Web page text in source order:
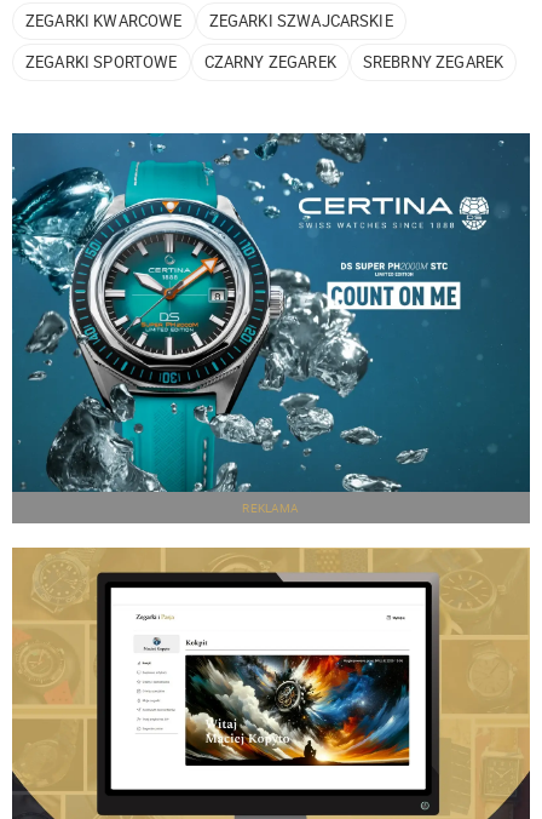
ZEGARKI KWARCOWE
ZEGARKI SZWAJCARSKIE
ZEGARKI SPORTOWE
CZARNY ZEGAREK SREBRNY ZEGAREK
REKLAMA